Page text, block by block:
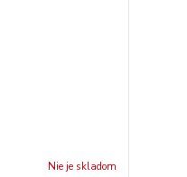
Nie je skladom